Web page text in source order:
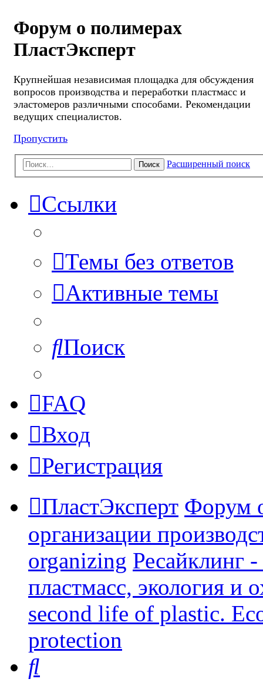
Форум о полимерах
ПластЭксперт
Крупнейшая независимая площадка для обсуждения
вопросов производства и переработки пластмасс и
эластомеров различными способами. Рекомендации
ведущих специалистов.
Пропустить
Поиск Расширенный поиск
Ссылки
Темы без ответов
Активные темы
Поиск
FAQ
Вход
Регистрация
ПластЭксперт Форум
организации
organizing Ресайклинг
пластмасс, экология и
second life of plastic.
protection